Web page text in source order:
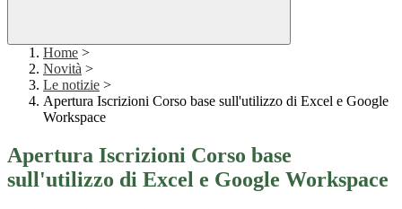
Home >
Novità >
Le notizie >
Apertura Iscrizioni Corso base sull'utilizzo di Excel e Google
Workspace
Apertura Iscrizioni Corso base
sull'utilizzo di Excel e Google Workspace